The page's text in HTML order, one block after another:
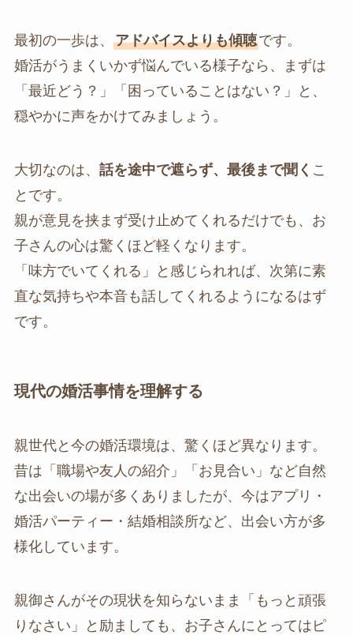
最初の一歩は、 アドバイスよりも傾聴です。
婚活がうまくいかず悩んでいる様子なら、まずは
「最近どう？」「困っていることはない？」と、
穏やかに声をかけてみましょう。
大切なのは、 話を途中で遮らず、最後まで聞く こ
とです。
親が意見を挟まず受け止めてくれるだけでも、お
子さんの心は驚くほど軽くなります。
「味方でいてくれる」と感じられれば、次第に素
直な気持ちや本音も話してくれるようになるはず
です。
現代の婚活事情を理解する
親世代と今の婚活環境は、驚くほど異なります。
昔は「職場や友人の紹介」「お見合い」など自然
な出会いの場が多くありましたが、今はアプリ・
婚活パーティー・結婚相談所など、出会い方が多
様化しています。
親御さんがその現状を知らないまま「もっと頑張
りなさい」と励ましても、お子さんにとってはピ